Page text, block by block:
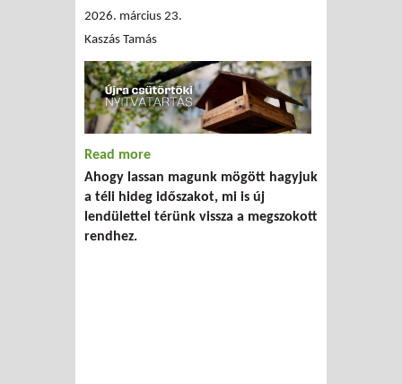
2026. március 23.
Kaszás Tamás
Read more
Ahogy lassan magunk mögött hagyjuk
a téli hideg időszakot, mi is új
lendülettel térünk vissza a megszokott
rendhez.